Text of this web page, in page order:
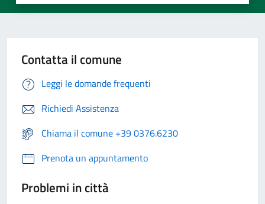
Contatta il comune
Leggi le domande frequenti
Richiedi Assistenza
Chiama il comune +39 0376.6230
Prenota un appuntamento
Problemi in città